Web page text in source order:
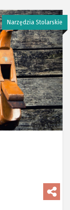
Narzędzia Stolarskie